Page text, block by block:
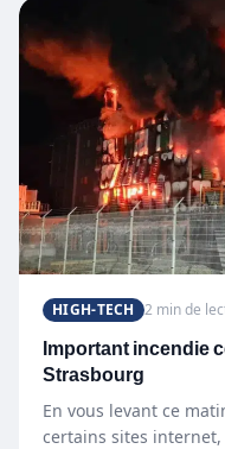
HIGH-TECH 2 min de
Important incendie
Strasbourg
En vous levant ce
certains sites